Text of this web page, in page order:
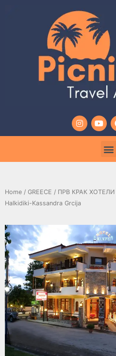
Home / GREECE / ПРВ КРАК ХОТЕЛИ
Halkidiki-Kassandra Grcija